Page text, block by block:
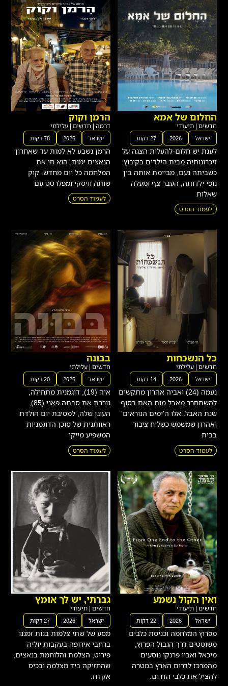
החלום של אמא
חדשים |תיעודי
ישראל 2026 27 דקות
לענת יש חלום-להעלות הצגה על
זיכרונותיה מבית הילדים בקיבוץ.
כשביתה נעם, מביימת אותה בין
נופי ילדותה, העבר צף ומעלה
שאלות
לעמוד הסרט
הרמן וקוק
דרמה | חדשים | עלילתי
ישראל 2026 78 דקות
הרמן נשבע לא למות עד שאחרון
הנאצים ימות. הוא חי את
המלחמה כל יום מחדש. קוק
שותה וויסקי ומפלרטט עם
לעמוד הסרט
כל הנשכחות
חדשים |עלילתי
ישראל 2026 14 דקות
נעמה (24) ואביה אהרון מתקשים
להשתחרר מאבל מות האם בסוף
שנת האבל. אלו ה'ימים הנוראים'
ואהרון שמשמש כשליח ציבור
בבית
לעמוד הסרט
בבונה
חדשים | עלילתי
ישראל 2026 20 דקות
איה (19), דוגמנית מתחילה,
גוררת את סבתה פאני (85),
העוגן שלה, למסיבת יום הולדת
ראוותנית של סוכן הדוגמניות
המשפיע מייקי
לעמוד הסרט
ואין הקול נשמע
חדשים |תיעודי
ישראל 2026 22 דקות
מפרוץ המלחמה וכניסת כלבים
משוטטים דרך הגבול הפרוץ,
מיכאל ואביו פרנקו נוסעים
מהמרכז לדרום הארץ במטרה
להציל את כלבי הדרום.
גברתי, יש לך אומץ
חדשים | תיעודי
ישראל 2026 27 דקות
מסע של שתי צלמות בנות זמננו
ברחבי אירופה בעקבות יוליה
פירוט, הצלמת והלוחמת בנאצים,
שהחזיקה ביד מצלמה ובכיס
אקדח.